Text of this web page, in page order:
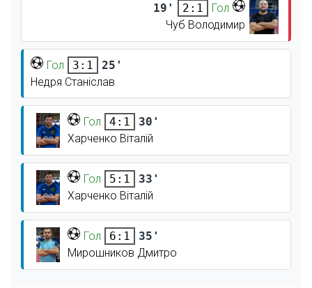
19' 2:1
Гол
Чуб Володимир
Гол 3:1
25'
Недря Станіслав
Гол 4:1
30'
Харченко Віталій
Гол 5:1
33'
Харченко Віталій
Гол 6:1
35'
Мирошников Дмитро